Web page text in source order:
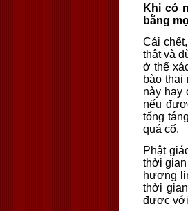
Khi có
bằng
Cái
thật và
ở thể
bào thai
này hay
nếu
tống
quá cố.
Phật
thời gian
hương
thời
được với